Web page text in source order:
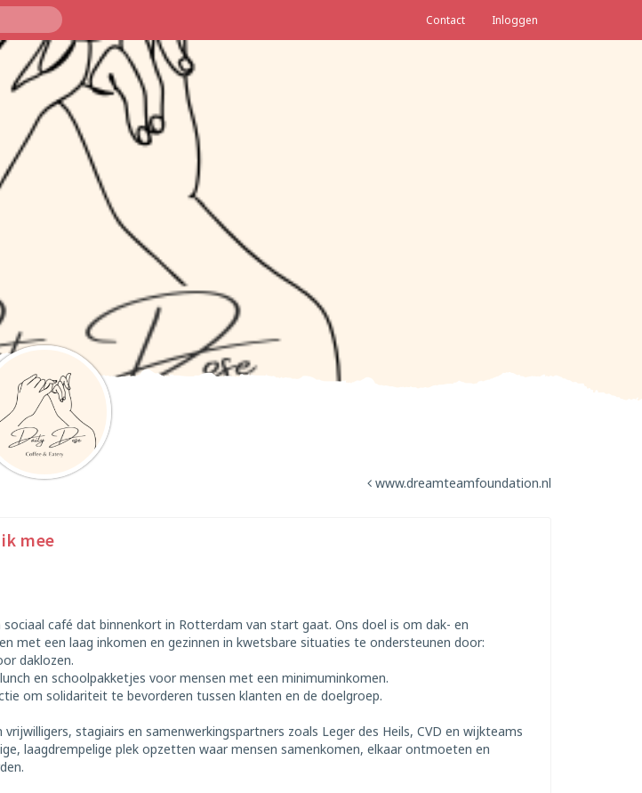
Contact Inloggen
www.dreamteamfoundation.nl
mee
sociaal café dat binnenkort in Rotterdam van start gaat. Ons doel is om dak- en
met een laag inkomen en gezinnen in kwetsbare situaties te ondersteunen door:
daklozen.
en schoolpakketjes voor mensen met een minimuminkomen.
om solidariteit te bevorderen tussen klanten en de doelgroep.
stagiairs en samenwerkingspartners zoals Leger des Heils, CVD en wijkteams
laagdrempelige plek opzetten waar mensen samenkomen, elkaar ontmoeten en